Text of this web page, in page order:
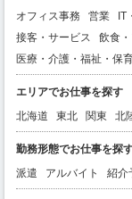
オフィス事務
営業 IT
接客・サービス
飲食
医療・介護・福祉・保
エリアでお仕事を探す
北海道
東北 関東 北
勤務形態でお仕事を探
派遣
アルバイト 紹介